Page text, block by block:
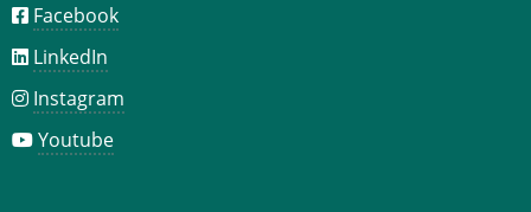
Facebook
LinkedIn
Instagram
Youtube